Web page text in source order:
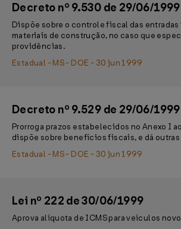
Decreto nº 9.530 de 29/06/1999
Dispõe sobre o controle fiscal das
materiais de construção, no caso que
providências.
Estadual - MS - DOE - 30 jun 1999
Decreto nº 9.529 de 29/06/1999
Prorroga prazos estabelecidos no Anexo I
dispõe sobre benefícios fiscais, e dá
Estadual - MS - DOE - 30 jun 1999
Lei nº 222 de 30/06/1999
Aprova alíquota de ICMS para veículos